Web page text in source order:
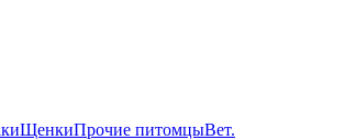
ЩенкиПрочие питомцыВет.